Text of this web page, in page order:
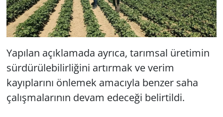
Yapılan açıklamada ayrıca, tarımsal üretimin
sürdürülebilirliğini artırmak ve verim
kayıplarını önlemek amacıyla benzer saha
çalışmalarının devam edeceği belirtildi.